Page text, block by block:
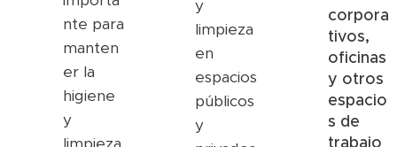
nte para
manten
er la
higiene
y
y
limpieza
en
espacios
públicos
y
corpora
tivos,
oficinas
y otros
espacio
s de
trabajo